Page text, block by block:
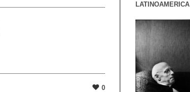
0
LATINOAMERICA